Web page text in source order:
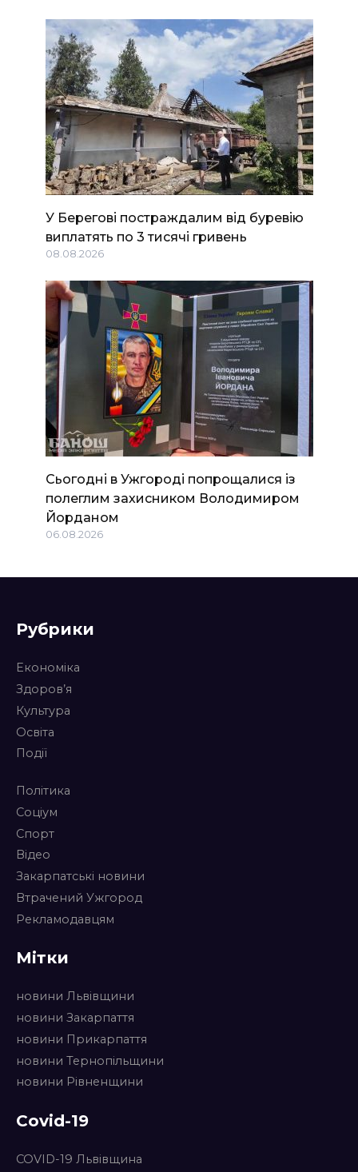
У Берегові постраждалим від буревію
виплатять по 3 тисячі гривень
08.08.2026
Сьогодні в Ужгороді попрощалися із
полеглим захисником Володимиром
Йорданом
06.08.2026
Рубрики
Економіка
Здоров’я
Культура
Освіта
Події
Політика
Соціум
Спорт
Відео
Закарпатські новини
Втрачений Ужгород
Рекламодавцям
Мітки
новини Львівщини
новини Закарпаття
новини Прикарпаття
новини Тернопільщини
новини Рівненщини
Covid-19
COVID-19 Львівщина